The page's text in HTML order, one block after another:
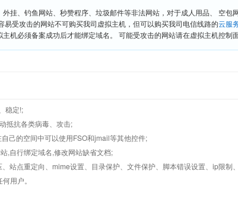
挂、钓鱼网站、秒赞程序、垃圾邮件等非法网站，对于成人用品、 空
受攻击的网站不可购买我司虚拟主机，但可以购买我司电信线路的云服
主机必须备案成功后才能绑定域名。 可能受攻击的网站请在虚拟主机控制
稳定!;
抵抗各类病毒、攻击;
己的空间中可以使用FSO和jmail等其他控件;
,自行绑定域名,修改网站缺省文档;
站点重定向、mime设置、目录保护、文件保护、脚本错误设置、ip限制
用户。